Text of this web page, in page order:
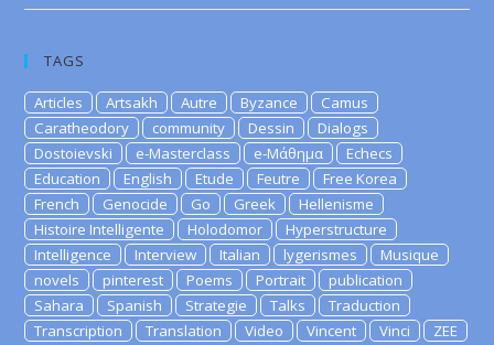
TAGS
Articles Artsakh Autre Byzance
Camus
Caratheodory
community Dessin
Dialogs
Dostoievski
e-Masterclass e-Μάθημα
Echecs
Education
English Etude Feutre
Free Korea
French
Genocide Go Greek
Hellenisme
Histoire Intelligente
Holodomor
Hyperstructure
Intelligence
Interview Italian lygerismes
Musique
novels
pinterest Poems Portrait
publication
Sahara
Spanish Strategie Talks
Traduction
Transcription
Translation Video Vincent Vinci
ZEE